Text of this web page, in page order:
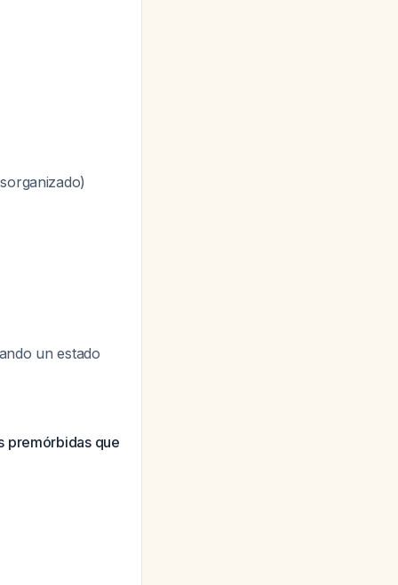
un estado
premórbidas que